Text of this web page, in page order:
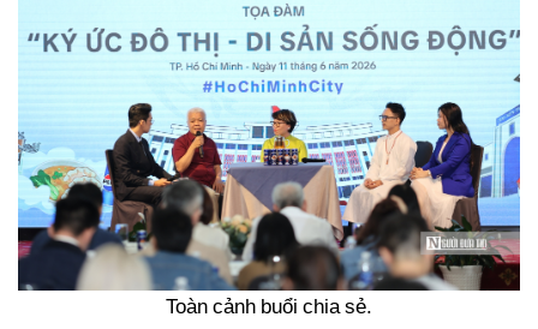
Toàn cảnh buổi chia sẻ.